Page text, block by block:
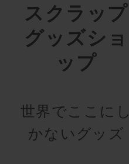
スクラップ
グッズショ
ップ
世界でここにし
かないグッズ